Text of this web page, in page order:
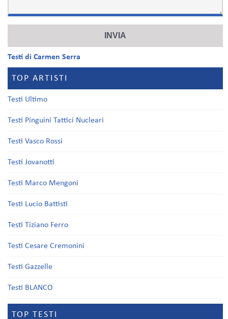
Testi di Carmen Serra
TOP ARTISTI
Testi Ultimo
Testi Pinguini Tattici Nucleari
Testi Vasco Rossi
Testi Jovanotti
Testi Marco Mengoni
Testi Lucio Battisti
Testi Tiziano Ferro
Testi Cesare Cremonini
Testi Gazzelle
Testi BLANCO
TOP TESTI